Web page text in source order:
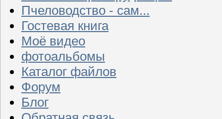
Пчеловодство - сам...
Гостевая книга
Моё видео
фотоальбомы
Каталог файлов
Форум
Блог